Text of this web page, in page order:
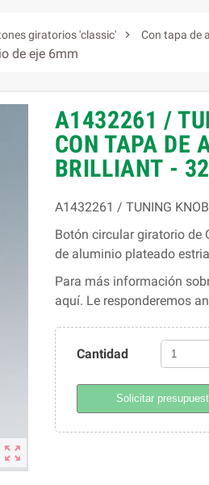
giratorios 'classic'  Con tapa de
de eje 6mm

A1432261 /
CON TAPA DE
BRILLIANT -
A1432261 / TUNING
Botón circular giratorio de
de aluminio plateado
Para más información
aquí. Le responderemos
Cantidad
Solicitar